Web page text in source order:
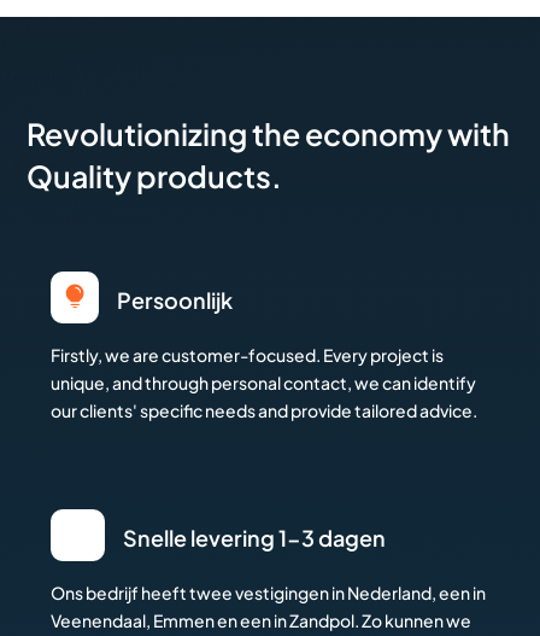
Revolutionizing the economy with
Quality products.
 Persoonlijk
Firstly, we are customer-focused. Every project is
unique, and through personal contact, we can identify
our clients' specific needs and provide tailored advice.
Snelle levering 1-3 dagen
Ons bedrijf heeft twee vestigingen in Nederland, een in
Veenendaal, Emmen en een in Zandpol. Zo kunnen we